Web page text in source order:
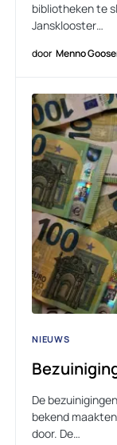
bibliotheken te
Jansklooster…
door Menno
NIEUWS
De
bekend
door. De…